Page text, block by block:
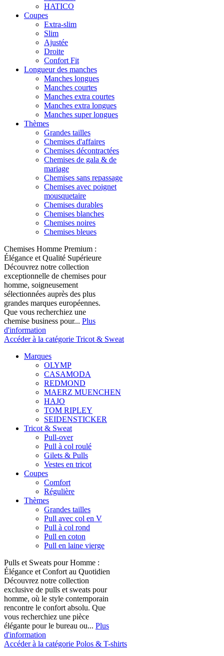
HATICO
Coupes
Extra-slim
Slim
Ajustée
Droite
Confort Fit
Longueur des manches
Manches longues
Manches courtes
Manches extra courtes
Manches extra longues
Manches super longues
Thèmes
Grandes tailles
Chemises d'affaires
Chemises décontractées
Chemises de gala & de
mariage
Chemises sans repassage
Chemises avec poignet
mousquetaire
Chemises durables
Chemises blanches
Chemises noires
Chemises bleues
Chemises Homme Premium :
Élégance et Qualité Supérieure
Découvrez notre collection
exceptionnelle de chemises pour
homme, soigneusement
sélectionnées auprès des plus
grandes marques européennes.
Que vous recherchiez une
chemise business pour... Plus
d'information
Accéder à la catégorie Tricot & Sweat
Marques
OLYMP
CASAMODA
REDMOND
MAERZ MUENCHEN
HAJO
TOM RIPLEY
SEIDENSTICKER
Tricot & Sweat
Pull-over
Pull à col roulé
Gilets & Pulls
Vestes en tricot
Coupes
Comfort
Régulière
Thèmes
Grandes tailles
Pull avec col en V
Pull à col rond
Pull en coton
Pull en laine vierge
Pulls et Sweats pour Homme :
Élégance et Confort au Quotidien
Découvrez notre collection
exclusive de pulls et sweats pour
homme, où le style contemporain
rencontre le confort absolu. Que
vous recherchiez une pièce
élégante pour le bureau ou... Plus
d'information
Accéder à la catégorie Polos & T-shirts